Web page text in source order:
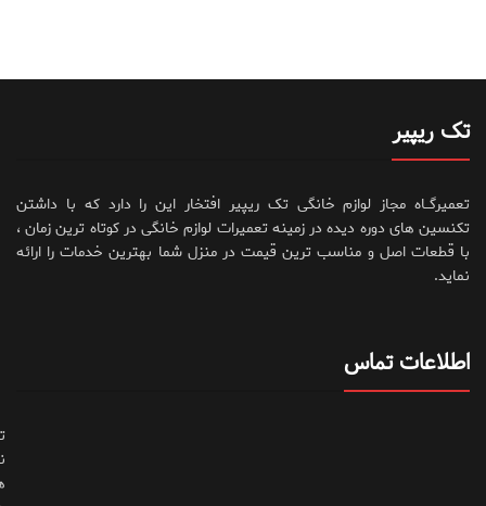
تک ریپیر
تعمیرگــاه مجاز لوازم خانگی تک ریپیر افتخار این را دارد که با داشتن
تکنسین های دوره دیده در زمینه تعمیرات لوازم خانگی در کوتاه ترین زمان ،
با قطعات اصل و مناسب ترین قیمت در منزل شما بهترین خدمات را ارائه
نماید.
اطلاعات تماس